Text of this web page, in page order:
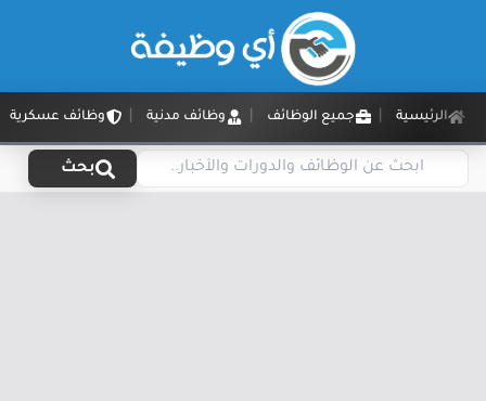
الرئيسية جميع الوظائف وظائف مدنية وظائف عسكرية
بحث